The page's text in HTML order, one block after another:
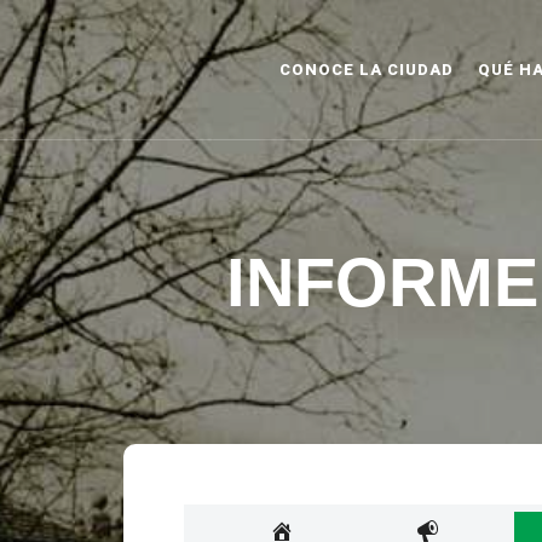
CONOCE LA CIUDAD QUÉ